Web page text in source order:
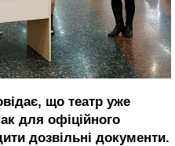
що театр уже
для офіційного
дозвільні документи.